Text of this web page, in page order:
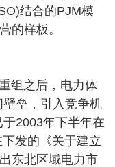
结合的PJM模
的样板。
组之后，电力体
垒，引入竞争机
2003年下半年在
发的《关于建立
东北区域电力市